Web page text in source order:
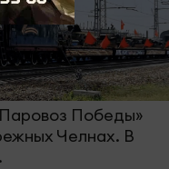
Победы»
Челнах. В